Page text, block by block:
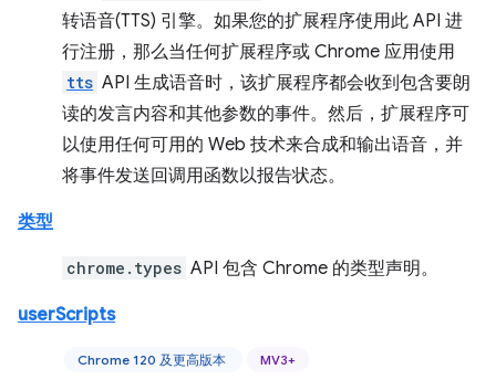
转语音(TTS) 引擎。如果您的扩展程序使用此 API 进
行注册，那么当任何扩展程序或 Chrome 应用使用
tts API 生成语音时，该扩展程序都会收到包含要朗
读的发言内容和其他参数的事件。然后，扩展程序可
以使用任何可用的 Web 技术来合成和输出语音，并
将事件发送回调用函数以报告状态。
类型
chrome.types API 包含 Chrome 的类型声明。
userScripts
Chrome 120 及更高版本 MV3+